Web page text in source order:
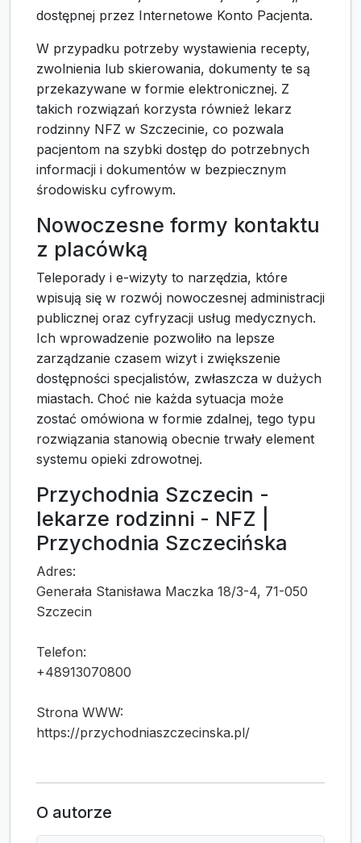
dostępnej przez Internetowe Konto Pacjenta.
W przypadku potrzeby wystawienia recepty,
zwolnienia lub skierowania, dokumenty te są
przekazywane w formie elektronicznej. Z
takich rozwiązań korzysta również lekarz
rodzinny NFZ w Szczecinie, co pozwala
pacjentom na szybki dostęp do potrzebnych
informacji i dokumentów w bezpiecznym
środowisku cyfrowym.
Nowoczesne formy kontaktu
z placówką
Teleporady i e-wizyty to narzędzia, które
wpisują się w rozwój nowoczesnej administracji
publicznej oraz cyfryzacji usług medycznych.
Ich wprowadzenie pozwoliło na lepsze
zarządzanie czasem wizyt i zwiększenie
dostępności specjalistów, zwłaszcza w dużych
miastach. Choć nie każda sytuacja może
zostać omówiona w formie zdalnej, tego typu
rozwiązania stanowią obecnie trwały element
systemu opieki zdrowotnej.
Przychodnia Szczecin -
lekarze rodzinni - NFZ |
Przychodnia Szczecińska
Adres:
Generała Stanisława Maczka 18/3-4, 71-050
Szczecin
Telefon:
+48913070800
Strona WWW:
https://przychodniaszczecinska.pl/
O autorze